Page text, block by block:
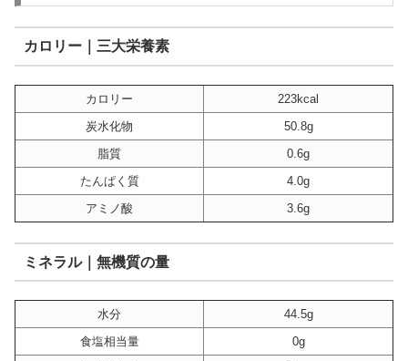
カロリー｜三大栄養素
カロリー
223kcal
炭水化物
50.8g
脂質
0.6g
たんぱく質
4.0g
アミノ酸
3.6g
ミネラル｜無機質の量
水分
44.5g
食塩相当量
0g